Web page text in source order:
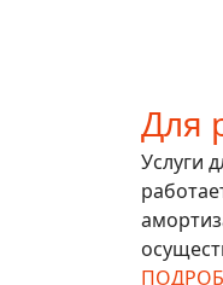
Для
Услуги